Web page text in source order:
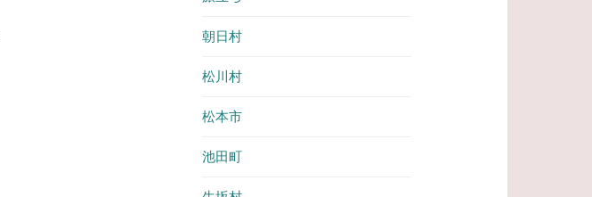
朝日村
松川村
松本市
池田町